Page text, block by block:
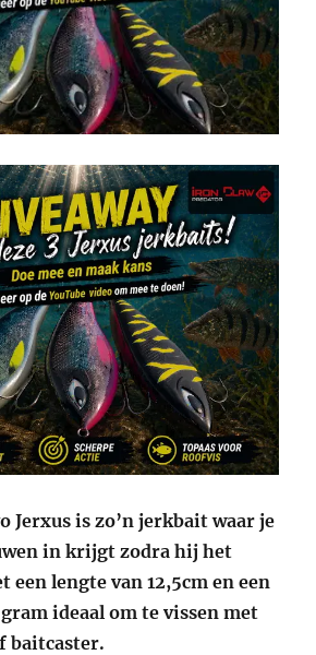
Jerxus is zo’n jerkbait waar je
in krijgt zodra hij het
een lengte van 12,5cm en een
ideaal om te vissen met
baitcaster.